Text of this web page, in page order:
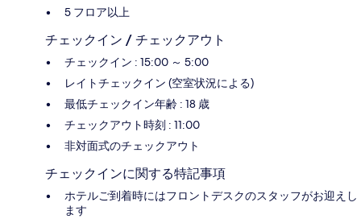
5 フロア以上
チェックイン / チェックアウト
チェックイン : 15:00 ～ 5:00
レイトチェックイン (空室状況による)
最低チェックイン年齢 : 18 歳
チェックアウト時刻 : 11:00
非対面式のチェックアウト
チェックインに関する特記事項
ホテルご到着時にはフロントデスクのスタッフがお迎えし
ます